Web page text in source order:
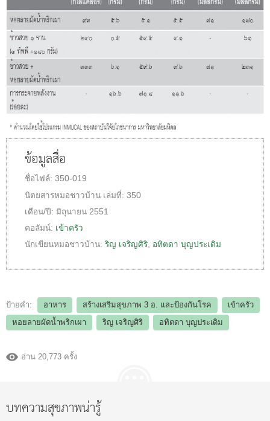
ข้อมูลสื่อ
ชื่อไฟล์: 350-019
นิตยสารหมอชาวบ้าน เล่มที่: 350
เดือน/ปี: มิถุนายน 2551
คอลัมน์: เข้าครัว
นักเขียนหมอชาวบ้าน:ริญ เจริญศิริ อทิตดา บุญประเดิม
ป้ายคำ: อาหาร สร้างเสริมสุขภาพ 3 อ.​ และป้องกันโรค
เข้าครัว
หอยลายผัดน้ำพริกเผา
ริญ เจริญศิริ อทิตดา บุญประเดิม
อ่าน 20,773 ครั้ง
บทความสุขภาพน่ารู้